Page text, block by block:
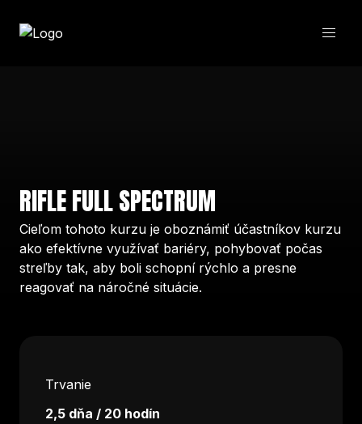
RIFLE FULL SPECTRUM
Cieľom tohoto kurzu je oboznámiť účastníkov kurzu
ako efektívne využívať bariéry, pohybovať počas
streľby tak, aby boli schopní rýchlo a presne
reagovať na náročné situácie.
Trvanie
2,5 dňa / 20 hodín